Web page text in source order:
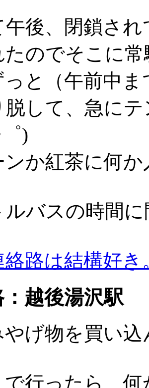
午後、閉鎖さ
たのでそこに常
っと（午前中
脱して、急に
)
ンか紅茶に何
ルバスの時間
絡路は結構好き
越後湯沢駅
やげ物を買い
で行ったら、